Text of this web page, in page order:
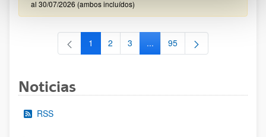
al 30/07/2026 (ambos incluídos)
Página
1 Página
2 Página
3 ...Páginas intermedias Use TAB
Página
95
Noticias
RSS